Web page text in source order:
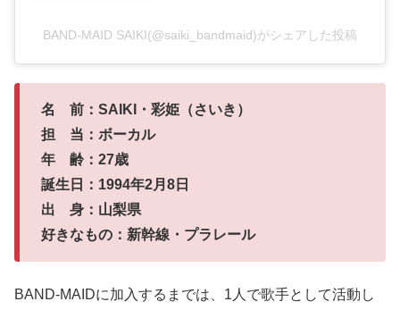
BAND-MAID SAIKI(@saiki_bandmaid)がシェアした投稿
名 前：SAIKI・彩姫（さいき）
担 当：ボーカル
年 齢：27歳
誕生日：1994年2月8日
出 身：山梨県
好きなもの：新幹線・プラレール
BAND-MAIDに加入するまでは、1人で歌手として活動し